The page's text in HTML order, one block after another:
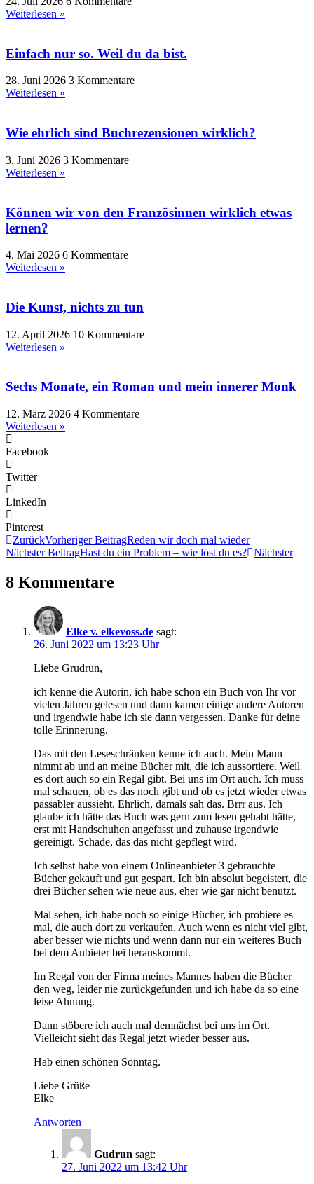
Weiterlesen »
Einfach nur so. Weil du da bist.
28. Juni 2026 3 Kommentare
Weiterlesen »
Wie ehrlich sind Buchrezensionen wirklich?
3. Juni 2026 3 Kommentare
Weiterlesen »
Können wir von den Französinnen wirklich etwas
lernen?
4. Mai 2026 6 Kommentare
Weiterlesen »
Die Kunst, nichts zu tun
12. April 2026 10 Kommentare
Weiterlesen »
Sechs Monate, ein Roman und mein innerer Monk
12. März 2026 4 Kommentare
Weiterlesen »
Facebook
Twitter
LinkedIn
Pinterest
ZurückVorheriger BeitragReden wir doch mal wieder
Nächster BeitragHast du ein Problem – wie löst du es? Nächster
8 Kommentare
Elke v. elkevoss.de sagt:
26. Juni 2022 um 13:23 Uhr
Liebe Grudrun,
ich kenne die Autorin, ich habe schon ein Buch von Ihr vor
vielen Jahren gelesen und dann kamen einige andere Autoren
und irgendwie habe ich sie dann vergessen. Danke für deine
tolle Erinnerung.
Das mit den Leseschränken kenne ich auch. Mein Mann
nimmt ab und an meine Bücher mit, die ich aussortiere. Weil
es dort auch so ein Regal gibt. Bei uns im Ort auch. Ich muss
mal schauen, ob es das noch gibt und ob es jetzt wieder etwas
passabler aussieht. Ehrlich, damals sah das. Brrr aus. Ich
glaube ich hätte das Buch was gern zum lesen gehabt hätte,
erst mit Handschuhen angefasst und zuhause irgendwie
gereinigt. Schade, das das nicht gepflegt wird.
Ich selbst habe von einem Onlineanbieter 3 gebrauchte
Bücher gekauft und gut gespart. Ich bin absolut begeistert, die
drei Bücher sehen wie neue aus, eher wie gar nicht benutzt.
Mal sehen, ich habe noch so einige Bücher, ich probiere es
mal, die auch dort zu verkaufen. Auch wenn es nicht viel gibt,
aber besser wie nichts und wenn dann nur ein weiteres Buch
bei dem Anbieter bei herauskommt.
Im Regal von der Firma meines Mannes haben die Bücher
den weg, leider nie zurückgefunden und ich habe da so eine
leise Ahnung.
Dann stöbere ich auch mal demnächst bei uns im Ort.
Vielleicht sieht das Regal jetzt wieder besser aus.
Hab einen schönen Sonntag.
Liebe Grüße
Elke
Antworten
Gudrun sagt:
27. Juni 2022 um 13:42 Uhr